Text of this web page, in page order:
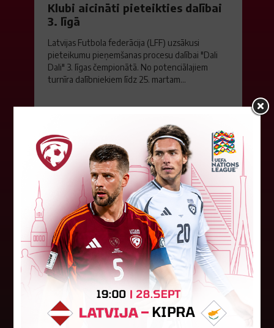
Klubi aicināti pieteikties dalībai
3. līgā
Latvijas Futbola federācija (LFF) uzsākusi
pieteikumu pieņemšanas procesu dalībai "Dali
Dali" 3. līgas čempionātā. No potenciālajiem
turnīra dalībniekiem līdz 25. martam...
"Valmiera FC" triumfē "Altero.lv
LIIGA" un iekļūst Nākotnes līgā
Aizvadītajā nedēļas nogalē finišēja Latvijas
čempionāta 2. līgas sacensības jeb "Altero.lv